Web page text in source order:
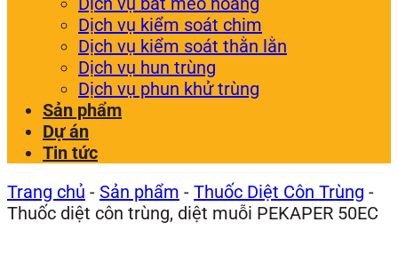
Dịch vụ kiểm soát chim
Dịch vụ kiểm soát thằn lằn
Dịch vụ hun trùng
Dịch vụ phun khử trùng
Sản phẩm
Dự án
Tin tức
Trang chủ - Sản phẩm - Thuốc Diệt Côn Trùng -
Thuốc diệt côn trùng, diệt muỗi PEKAPER 50EC